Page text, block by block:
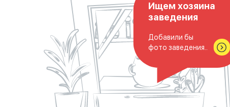
Ищем хозяина
заведения
Добавили бы
фото заведения..